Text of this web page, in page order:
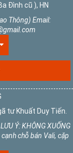
Đình cũ ), HN
Thông) Email:
tư Khuất Duy Tiến.
Ý: KHÔNG XUỐNG
chỗ bán Vali, cặp